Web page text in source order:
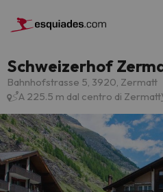
Schweizerhof
Bahnhofstrasse 5, 3920, Zermatt
A 225.5 m dal centro di Zermatt